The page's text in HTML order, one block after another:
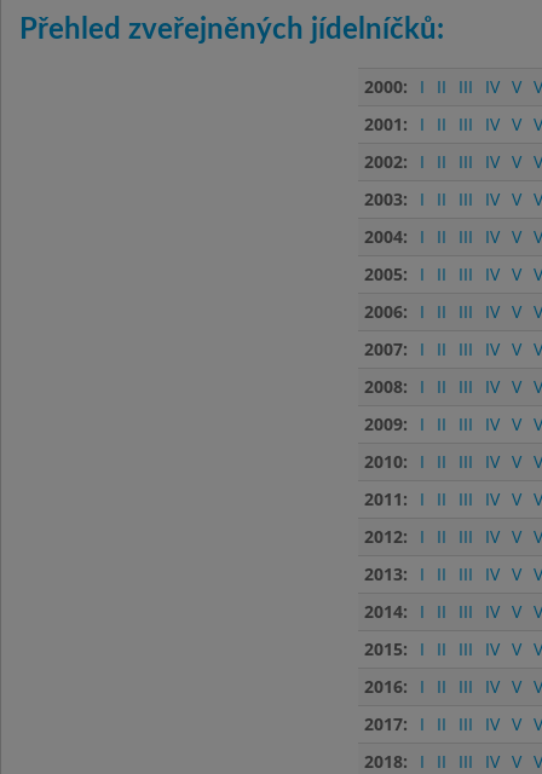
Přehled zveřejněných jídelníčků:
2000: I II III IV V
2001:
I II III IV V
2002:
I II III IV V
2003:
I II III IV V
2004:
I II III IV V
2005:
I II III IV V
2006:
I II III IV V
2007:
I II III IV V
2008:
I II III IV V
2009:
I II III IV V
2010:
I II III IV V
2011:
I II III IV V
2012:
I II III IV V
2013:
I II III IV V
2014:
I II III IV V
2015:
I II III IV V
2016:
I II III IV V
2017:
I II III IV V
2018:
I II III IV V